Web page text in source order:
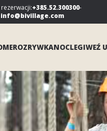
+385.52.300300-
info@bivillage.com
ROZRYWKANOCLEGIWEŹ